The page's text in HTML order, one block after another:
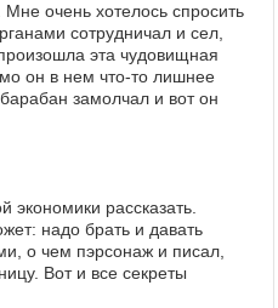
очень хотелось спросить
сотрудничал и сел,
эта чудовищная
он в нем что-то лишнее
замолчал и вот он
экономики рассказать.
надо брать и давать
о чем пэрсонаж и писал,
Вот и все секреты